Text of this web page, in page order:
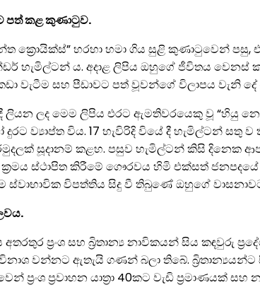
පත් කළ කුණාටුව.
ක්‍රොයික්ස්” හරහා හමා ගිය සුළි කුණාටුවෙන්
හැමිල්ටන් ය. අදාළ ලිපිය ඔහුගේ ජීවිතය
වැටීම සහ පීඩාවට පත් වූවන්ගේ විලාපය වැනි
ලියන ලද මෙම ලිපිය එරට ඇමතිවරයෙකු වූ “හියු
ව්‍යාප්ත විය. 17 හැවිරිදි වියේ දී හැමිල්ටන්
සූදානම් කළහ. පසුව හැමිල්ටන් කිසි
ස්ථාපිත කිරීමේ ගෞරවය හිමි එක්සත්
විපත්තිය සිදු වී තිබුණේ ඔහුගේ
ප්‍රංශ සහ බ්‍රිතාන්‍ය නාවිකයන් සිය කඳවුරු
වන්නට ඇතැයි ගණන් බලා තිබේ.
ප්‍රංශ ප්‍රවාහන යාත්‍රා 40කට වැඩි ප්‍රමාණයක්